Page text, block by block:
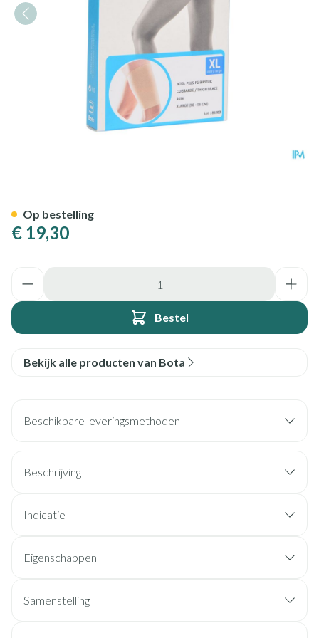
€ 19,30
Bestel
Op bestelling
Bekijk alle producten van Bota
Beschikbare leveringsmethoden
Beschrijving
Indicatie
Eigenschappen
Samenstelling